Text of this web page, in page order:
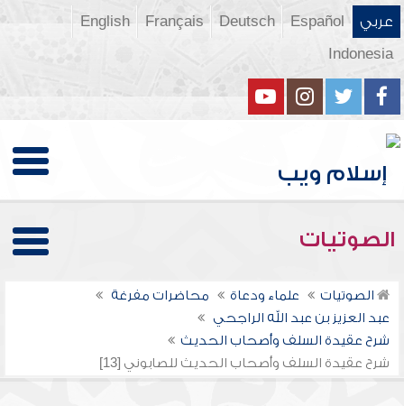
عربي Español
Deutsch
Français
English
Indonesia
الصوتيات
الصوتيات علماء ودعاة
محاضرات مفرغة
عبد العزيز بن عبد الله الراجحي
شرح عقيدة السلف وأصحاب الحديث
شرح عقيدة السلف وأصحاب الحديث للصابوني [13]